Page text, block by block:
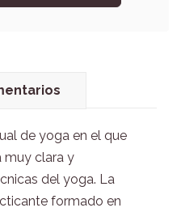
de yoga en el que
muy clara y
del yoga. La
formado en